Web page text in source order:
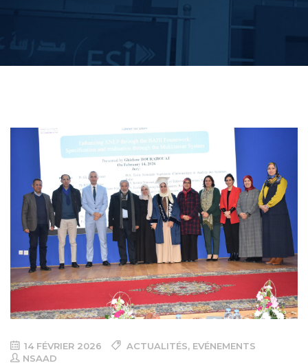
14 FÉVRIER 2026 ACTUALITÉS, EVÉNEMENTS
NSAAD